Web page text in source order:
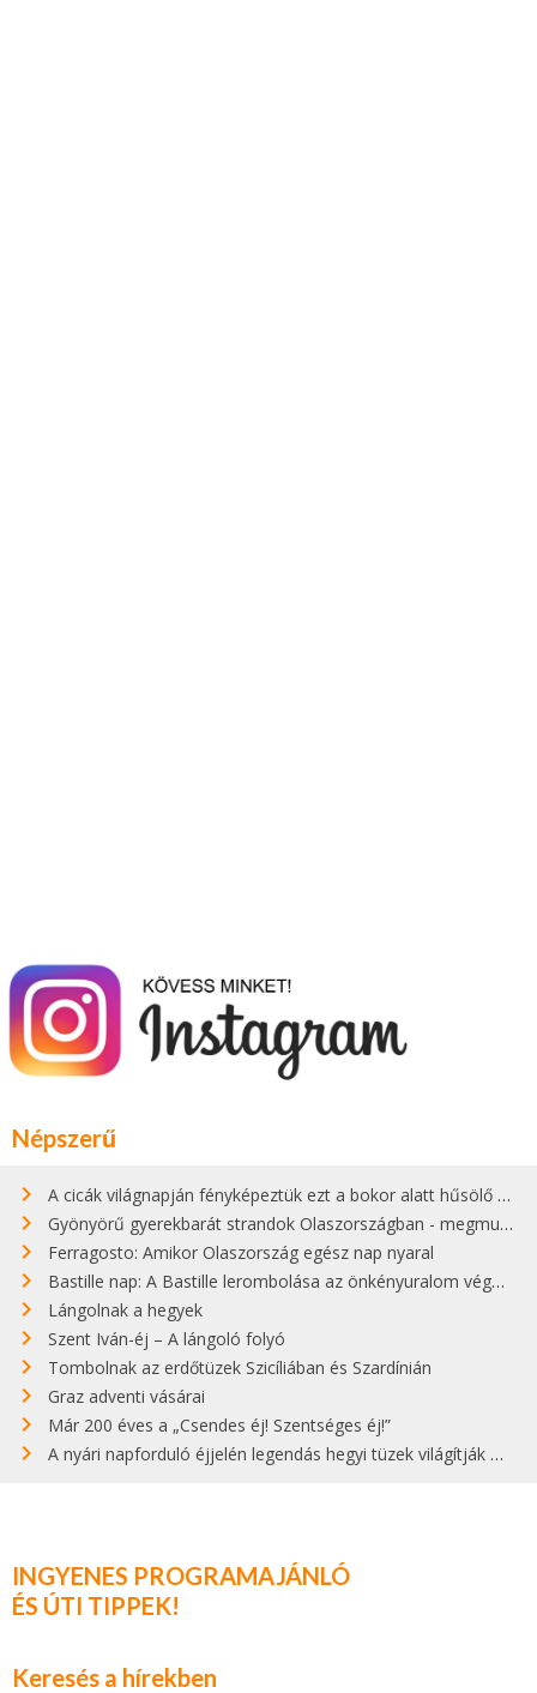
Népszerű
A cicák világnapján fényképeztük ezt a bokor alatt hűsölő cicát Kisorosziban
Gyönyörű gyerekbarát strandok Olaszországban - megmutatjuk a 15 legjobbat
Ferragosto: Amikor Olaszország egész nap nyaral
Bastille nap: A Bastille lerombolása az önkényuralom végét jelentette
Lángolnak a hegyek
Szent Iván-éj – A lángoló folyó
Tombolnak az erdőtüzek Szicíliában és Szardínián
Graz adventi vásárai
Már 200 éves a „Csendes éj! Szentséges éj!”
A nyári napforduló éjjelén legendás hegyi tüzek világítják meg Zugspitzét
INGYENES PROGRAMAJÁNLÓ
ÉS ÚTI TIPPEK!
Keresés a hírekben